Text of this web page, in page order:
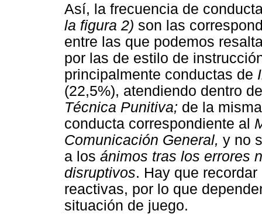
Así, la frecuencia de
la figura 2) son las
entre las que podemos
por las de estilo de
principalmente conductas de
(22,5%), atendiendo dentro
Técnica Punitiva; de la
conducta correspondiente al
Comunicación General, y no
a los ánimos tras los errores
disruptivos. Hay que
reactivas, por lo que
situación de juego.